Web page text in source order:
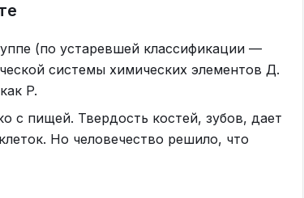
(по устаревшей классификации —
системы химических элементов Д.
P.
с пищей. Твердость костей, зубов, дает
Но человечество решило, что